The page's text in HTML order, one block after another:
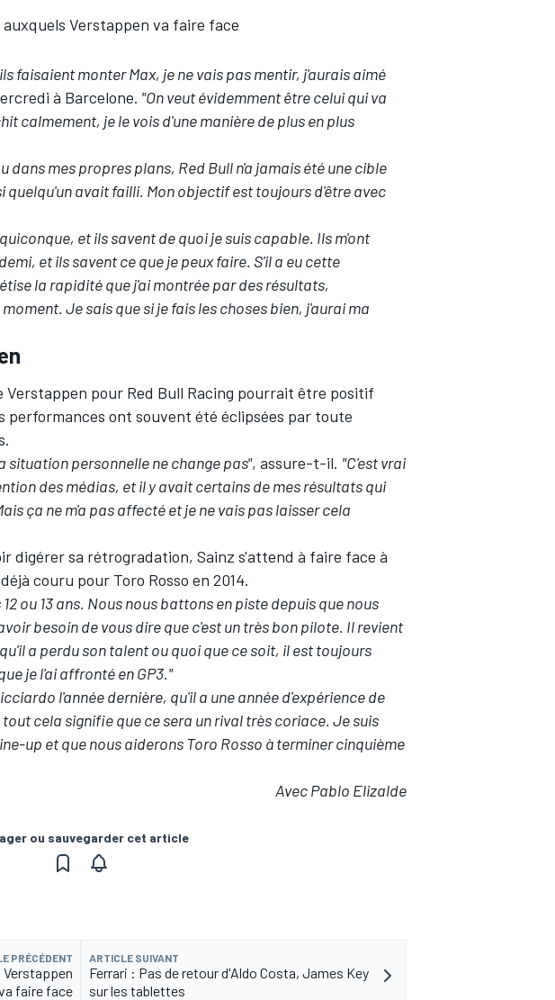
Verstappen va faire face
faisaient monter Max, je ne vais pas mentir, j'aurais aimé
à Barcelone. "On veut évidemment être celui qui va
calmement, je le vois d'une manière de plus en plus
dans mes propres plans, Red Bull n'a jamais été une cible
quelqu'un avait failli. Mon objectif est toujours d'être avec
et ils savent de quoi je suis capable. Ils m'ont
et ils savent ce que je peux faire. S'il a eu cette
la rapidité que j'ai montrée par des résultats,
Je sais que si je fais les choses bien, j'aurai ma
Verstappen pour Red Bull Racing pourrait être positif
performances ont souvent été éclipsées par toute
situation personnelle ne change pas", assure-t-il. "C'est vrai
des médias, et il y avait certains de mes résultats qui
ça ne m'a pas affecté et je ne vais pas laisser cela
digérer sa rétrogradation, Sainz s'attend à faire face à
couru pour Toro Rosso en 2014.
ou 13 ans. Nous nous battons en piste depuis que nous
besoin de vous dire que c'est un très bon pilote. Il revient
a perdu son talent ou quoi que ce soit, il est toujours
je l'ai affronté en GP3."
l'année dernière, qu'il a une année d'expérience de
cela signifie que ce sera un rival très coriace. Je suis
up et que nous aiderons Toro Rosso à terminer cinquième
Avec Pablo Elizalde
ou sauvegarder cet article
PRÉCÉDENT
faire face
ARTICLE SUIVANT
Ferrari : Pas de retour d'Aldo Costa, James Key
sur les tablettes